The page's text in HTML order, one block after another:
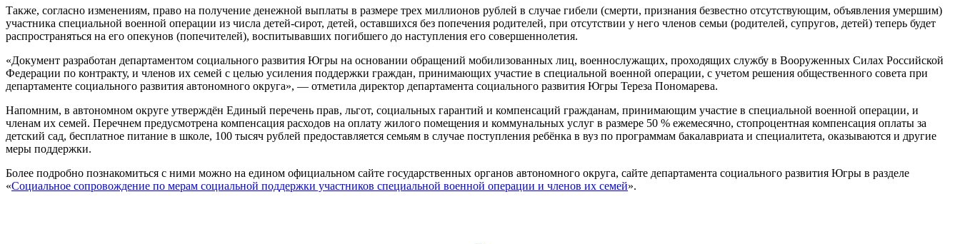
Также, согласно изменениям, право на получение денежной выплаты в размере трех миллионов рублей в случае гибели (смерти, признания безвестно отсутствующим, объявления умершим)
участника специальной военной операции из числа детей-сирот, детей, оставшихся без попечения родителей, при отсутствии у него членов семьи (родителей, супругов, детей) теперь будет
распространяться на его опекунов (попечителей), воспитывавших погибшего до наступления его совершеннолетия.
«Документ разработан департаментом социального развития Югры на основании обращений мобилизованных лиц, военнослужащих, проходящих службу в Вооруженных Силах Российской
Федерации по контракту, и членов их семей с целью усиления поддержки граждан, принимающих участие в специальной военной операции, с учетом решения общественного совета при
департаменте социального развития автономного округа», — отметила директор департамента социального развития Югры Тереза Пономарева.
Напомним, в автономном округе утверждён Единый перечень прав, льгот, социальных гарантий и компенсаций гражданам, принимающим участие в специальной военной операции, и
членам их семей. Перечнем предусмотрена компенсация расходов на оплату жилого помещения и коммунальных услуг в размере 50 % ежемесячно, стопроцентная компенсация оплаты за
детский сад, бесплатное питание в школе, 100 тысяч рублей предоставляется семьям в случае поступления ребёнка в вуз по программам бакалавриата и специалитета, оказываются и другие
меры поддержки.
Более подробно познакомиться с ними можно на едином официальном сайте государственных органов автономного округа, сайте департамента социального развития Югры в разделе
«Социальное сопровождение по мерам социальной поддержки участников специальной военной операции и членов их семей».